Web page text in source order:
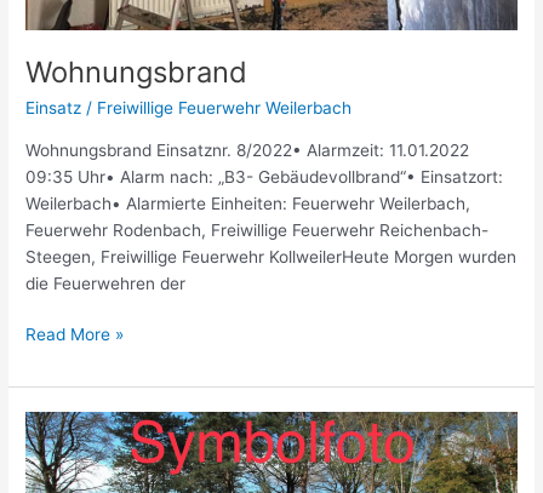
Wohnungsbrand
Einsatz / Freiwillige Feuerwehr Weilerbach
Wohnungsbrand Einsatznr. 8/2022• Alarmzeit: 11.01.2022
09:35 Uhr• Alarm nach: „B3- Gebäudevollbrand“• Einsatzort:
Weilerbach• Alarmierte Einheiten: Feuerwehr Weilerbach,
Feuerwehr Rodenbach, Freiwillige Feuerwehr Reichenbach-
Steegen, Freiwillige Feuerwehr KollweilerHeute Morgen wurden
die Feuerwehren der
Read More »
Wassernotstand